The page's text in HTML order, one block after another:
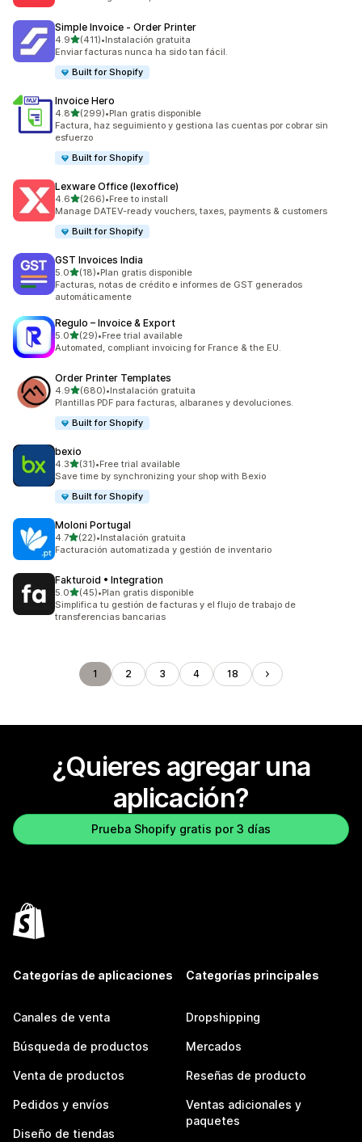
Simple Invoice ‑ Order Printer
4.9de 5 estrellas
(411)
411 reseñas en total
•Instalación gratuita
Enviar facturas nunca ha sido tan fácil.
Built for Shopify
Invoice Hero
4.8de 5 estrellas
(299)
299 reseñas en total
•Plan gratis disponible
Factura, haz seguimiento y gestiona las cuentas por cobrar sin
esfuerzo
Built for Shopify
Lexware Office (lexoffice)
4.6de 5 estrellas
(266)
266 reseñas en total
•Free to install
Manage DATEV-ready vouchers, taxes, payments & customers
Built for Shopify
GST Invoices India
5.0de 5 estrellas
(18)
18 reseñas en total
•Plan gratis disponible
Facturas, notas de crédito e informes de GST generados
automáticamente
Regulo – Invoice & Export
5.0de 5 estrellas
(29)
29 reseñas en total
•Free trial available
Automated, compliant invoicing for France & the EU.
Order Printer Templates
4.9de 5 estrellas
(680)
680 reseñas en total
•Instalación gratuita
Plantillas PDF para facturas, albaranes y devoluciones.
Built for Shopify
bexio
4.3de 5 estrellas
(31)
31 reseñas en total
•Free trial available
Save time by synchronizing your shop with Bexio
Built for Shopify
Moloni Portugal
4.7de 5 estrellas
(22)
22 reseñas en total
•Instalación gratuita
Facturación automatizada y gestión de inventario
Fakturoid • Integration
5.0de 5 estrellas
(45)
45 reseñas en total
•Plan gratis disponible
Simplifica tu gestión de facturas y el flujo de trabajo de
transferencias bancarias
1 2 3 4 18
¿Quieres agregar una
aplicación?
Prueba Shopify gratis por 3 días
Categorías de aplicaciones
Canales de venta
Búsqueda de productos
Venta de productos
Pedidos y envíos
Diseño de tiendas
Categorías principales
Dropshipping
Mercados
Reseñas de producto
Ventas adicionales y
paquetes